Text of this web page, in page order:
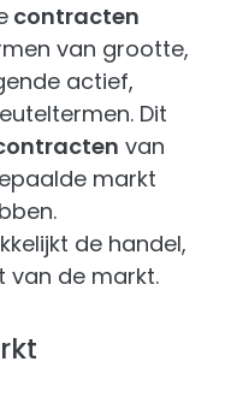
contracten
van grootte,
actief,
Dit
van
markt
de handel,
van de markt.